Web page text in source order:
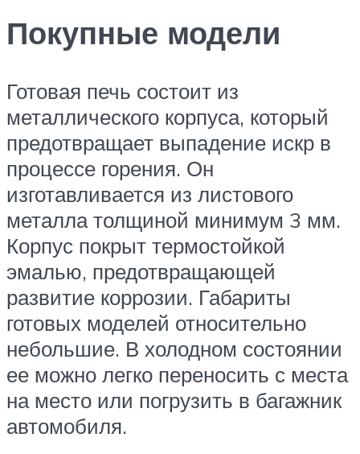
Покупные модели
Готовая печь состоит из
металлического корпуса, который
предотвращает выпадение искр в
процессе горения. Он
изготавливается из листового
металла толщиной минимум 3 мм.
Корпус покрыт термостойкой
эмалью, предотвращающей
развитие коррозии. Габариты
готовых моделей относительно
небольшие. В холодном состоянии
ее можно легко переносить с места
на место или погрузить в багажник
автомобиля.